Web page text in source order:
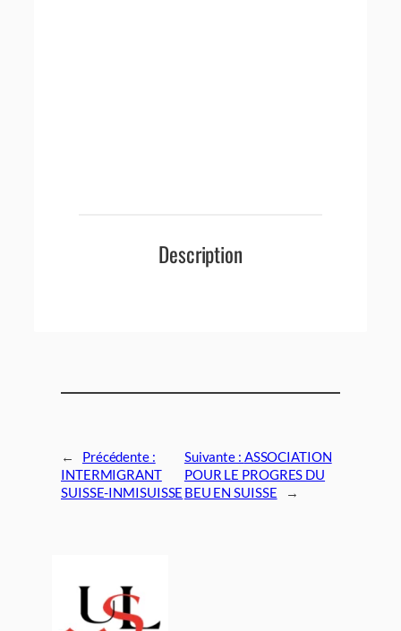
Description
←
Précédente :
INTERMIGRANT
SUISSE-INMISUISSE
Suivante : ASSOCIATION
POUR LE PROGRES DU
BEU EN SUISSE
→